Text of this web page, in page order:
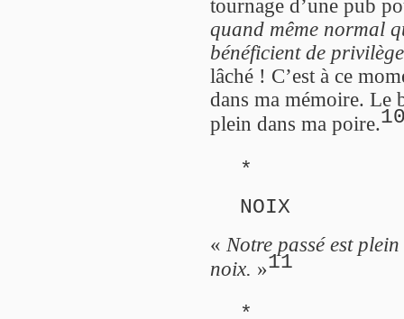
tournage d’une pub
quand même normal
bénéficient de
lâché ! C’est à ce
dans ma mémoire. Le
plein dans ma poire.
*
NOIX
« Notre passé est
noix. »11